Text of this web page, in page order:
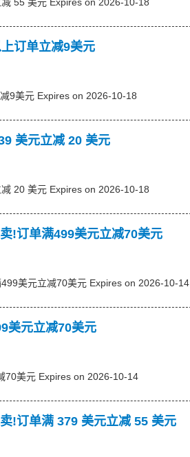
订单立减9美元
9美元 Expires on 2026-10-18
美元立减 20 美元
20 美元 Expires on 2026-10-18
!订单满499美元立减70美元
美元立减70美元 Expires on 2026-10-14
美元立减70美元
70美元 Expires on 2026-10-14
!订单满 379 美元立减 55 美元